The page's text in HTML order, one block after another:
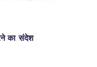
का संदेश